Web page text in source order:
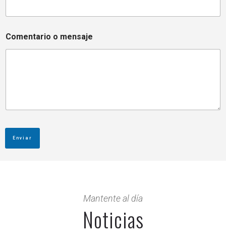
Comentario o mensaje
Enviar
Mantente al día
Noticias